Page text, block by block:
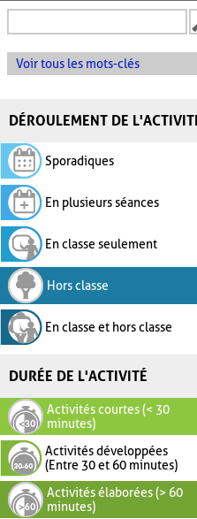
Voir tous les mots-clés
DÉROULEMENT DE
Sporadiques
En plusieurs séances
En classe seulement
Hors classe
En classe et hors classe
DURÉE DE L'ACTIVITÉ
Activités courtes (< 30
minutes)
Activités développées
(Entre 30 et 60 minutes)
Activités élaborées (> 60
minutes)